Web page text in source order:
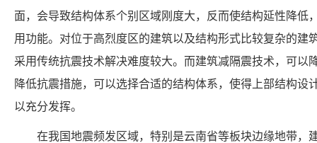
面，会导致结构体系个别区域刚度大，反而使结构延性降低
用功能。对位于高烈度区的建筑以及结构形式比较复杂的建
采用传统抗震技术解决难度较大。而建筑减隔震技术，可以
降低抗震措施，可以选择合适的结构体系，使得上部结构设
以充分发挥。
在我国地震频发区域，特别是云南省等板块边缘地带，